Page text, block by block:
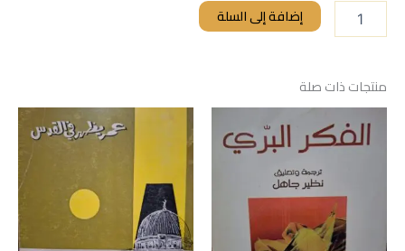
إضافة إلى السلة
منتجات ذات صلة